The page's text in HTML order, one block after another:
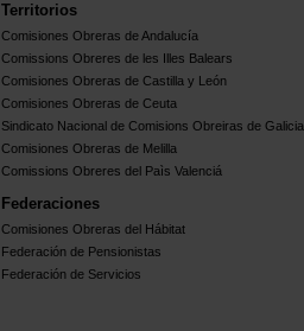
Territorios
Comisiones Obreras de Andalucía
Comissions Obreres de les Illes Balears
Comisiones Obreras de Castilla y León
Comisiones Obreras de Ceuta
Sindicato Nacional de Comisions Obreiras de Galicia
Comisiones Obreras de Melilla
Comissions Obreres del Paìs Valenciá
Federaciones
Comisiones Obreras del Hábitat
Federación de Pensionistas
Federación de Servicios